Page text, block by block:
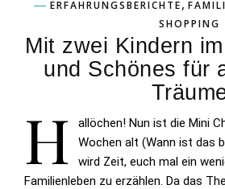
ERFAHRUNGSBERICHTE,
SHOPPING
Mit zwei Kindern
und Schönes für
H
allöchen! Nun ist die Mini
Wochen alt (Wann ist das
wird Zeit, euch mal ein
Familienleben zu erzählen. Da das